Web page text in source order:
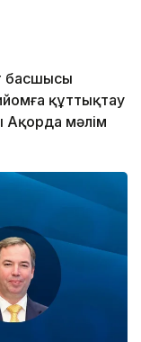
басшысы
құттықтау
мәлім